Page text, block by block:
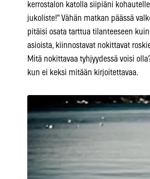
kerrostalon katolla siipiäni
jukoliste!" Vähän matkan päässä
pitäisi osata tarttua tilanteeseen
asioista, kiinnostavat nokittavat
Mitä nokittavaa tyhjyydessä voisi
kun ei keksi mitään kirjoitettavaa.